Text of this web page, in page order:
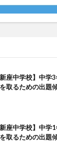
新座中学校】中
取るための出題
新座中学校】中
取るための出題